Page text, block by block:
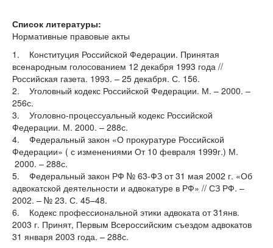
Список литературы:
Нормативные правовые акты
1. Конституция Российской Федерации. Принятая
всенародным голосованием 12 декабря 1993 года //
Российская газета. 1993. – 25 декабря. С. 156.
2. Уголовный кодекс Российской Федерации. М. – 2000. –
256с.
3. Уголовно-процессуальный кодекс Российской
Федерации. М. 2000. – 288с.
4. Федеральный закон «О прокуратуре Российской
Федерации» ( с изменениями От 10 февраля 1999г.) М.
2000. – 288с.
5. Федеральный закон РФ № 63-ФЗ от 31 мая 2002 г. «Об
адвокатской деятельности и адвокатуре в РФ» // СЗ РФ. –
2002. – № 23. С. 45–48.
6. Кодекс профессиональной этики адвоката от 31янв.
2003 г. Принят, Первым Всероссийским съездом адвокатов
31 января 2003 года. – 288с.